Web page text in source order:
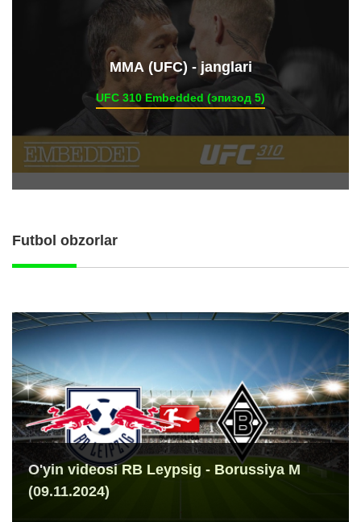
ММА (UFC) - janglari
UFC 310 Embedded (эпизод 5)
Futbol obzorlar
O'yin videosi RB Leypsig - Borussiya M
(09.11.2024)